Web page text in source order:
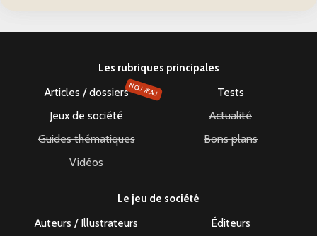
Les rubriques principales
Articles / dossiersNOUVEAU
Tests
Jeux de société
Actualité
Guides thématiques
Bons plans
Vidéos
Le jeu de société
Auteurs / Illustrateurs Éditeurs